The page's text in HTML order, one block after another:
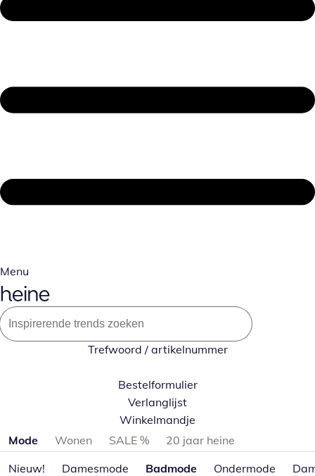
Menu
Trefwoord / artikelnummer
Bestelformulier
Verlanglijst
Winkelmandje
Productcategorieën overslaan
Mode Wonen SALE %
20 jaar heine
Nieuw!
Damesmode Badmode Ondermode